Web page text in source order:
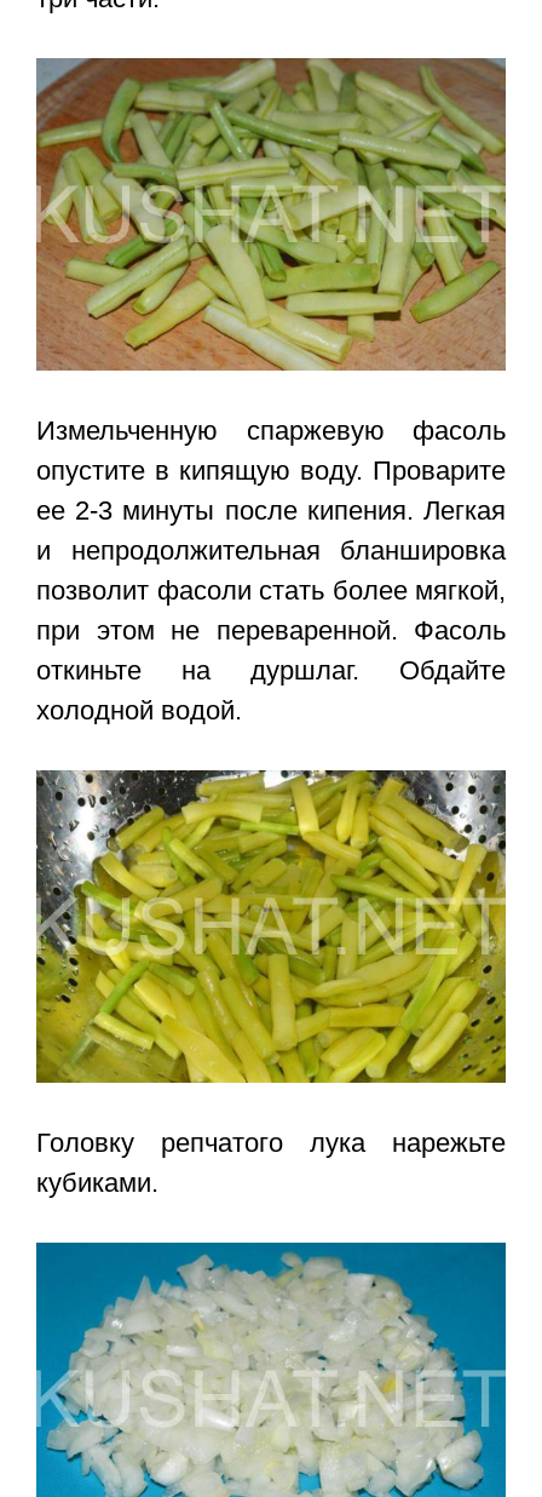
Измельченную спаржевую фасоль
опустите в кипящую воду. Проварите
ее 2-3 минуты после кипения. Легкая
и непродолжительная бланшировка
позволит фасоли стать более мягкой,
при этом не переваренной. Фасоль
откиньте на дуршлаг. Обдайте
холодной водой.
Головку репчатого лука нарежьте
кубиками.